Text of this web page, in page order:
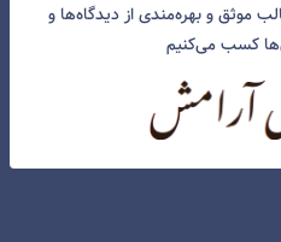
موثق و بهره‌مندی از دیدگاه‌ها و
کسب می‌کنیم